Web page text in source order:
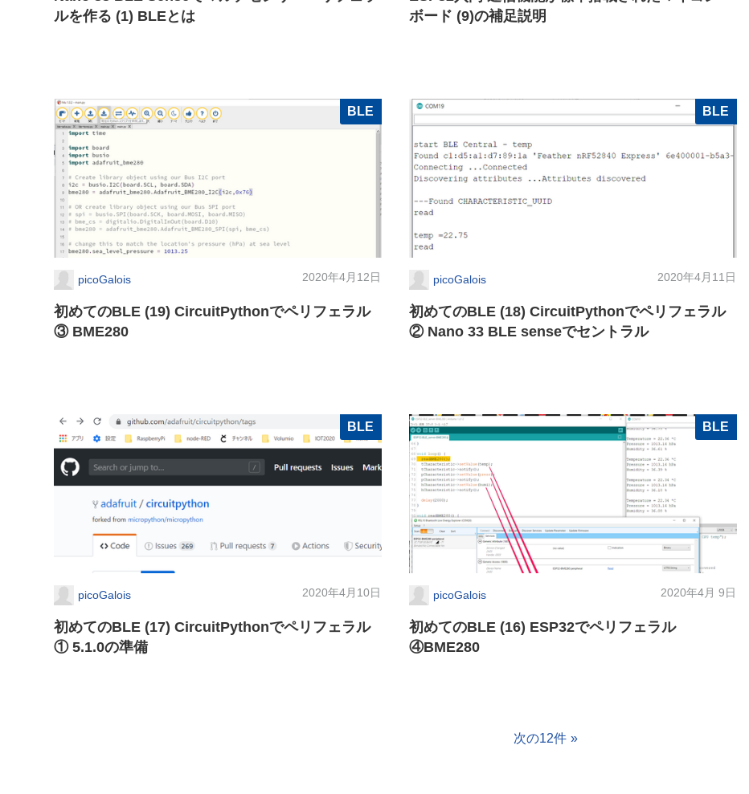
ルを作る (1) BLEとは
ボード (9)の補足説明
BLE
picoGalois 2020年4月12日
初めてのBLE (19) CircuitPythonでペリフェラル
③ BME280
BLE
picoGalois 2020年4月11日
初めてのBLE (18) CircuitPythonでペリフェラル
② Nano 33 BLE senseでセントラル
BLE
picoGalois 2020年4月10日
初めてのBLE (17) CircuitPythonでペリフェラル
① 5.1.0の準備
BLE
picoGalois 2020年4月 9日
初めてのBLE (16) ESP32でペリフェラル
④BME280
次の12件